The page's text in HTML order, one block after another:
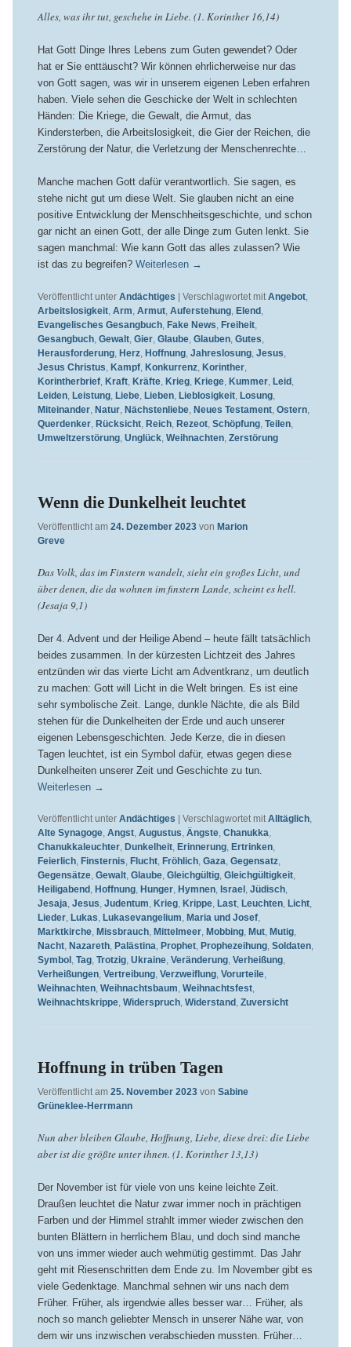
Alles, was ihr tut, geschehe in Liebe. (1. Korinther 16,14)
Hat Gott Dinge Ihres Lebens zum Guten gewendet? Oder
hat er Sie enttäuscht? Wir können ehrlicherweise nur das
von Gott sagen, was wir in unserem eigenen Leben erfahren
haben. Viele sehen die Geschicke der Welt in schlechten
Händen: Die Kriege, die Gewalt, die Armut, das
Kindersterben, die Arbeitslosigkeit, die Gier der Reichen, die
Zerstörung der Natur, die Verletzung der Menschenrechte…
Manche machen Gott dafür verantwortlich. Sie sagen, es
stehe nicht gut um diese Welt. Sie glauben nicht an eine
positive Entwicklung der Menschheitsgeschichte, und schon
gar nicht an einen Gott, der alle Dinge zum Guten lenkt. Sie
sagen manchmal: Wie kann Gott das alles zulassen? Wie
ist das zu begreifen? Weiterlesen →
Veröffentlicht unter Andächtiges | Verschlagwortet mit Angebot,
Arbeitslosigkeit, Arm Armut, Auferstehung, Elend,
Evangelisches Gesangbuch, Fake News Freiheit,
Gesangbuch, Gewalt, Gier, Glaube, Glauben, Gutes
Herausforderung, Herz, Hoffnung, Jahreslosung, Jesus
Jesus Christus Kampf, Konkurrenz, Korinther,
Korintherbrief, Kraft, Kräfte, Krieg, Kriege, Kummer, Leid,
Leiden, Leistung, Liebe, Lieben, Lieblosigkeit, Losung,
Miteinander, Natur, Nächstenliebe, Neues Testament, Ostern,
Querdenker, Rücksicht, Reich, Rezeot, Schöpfung, Teilen,
Umweltzerstörung, Unglück, Weihnachten, Zerstörung
Wenn die Dunkelheit leuchtet
Veröffentlicht am 24. Dezember 2023 von Marion
Greve
Das Volk, das im Finstern wandelt, sieht ein großes Licht, und
über denen, die da wohnen im finstern Lande, scheint es hell.
(Jesaja 9,1)
Der 4. Advent und der Heilige Abend – heute fällt tatsächlich
beides zusammen. In der kürzesten Lichtzeit des Jahres
entzünden wir das vierte Licht am Adventkranz, um deutlich
zu machen: Gott will Licht in die Welt bringen. Es ist eine
sehr symbolische Zeit. Lange, dunkle Nächte, die als Bild
stehen für die Dunkelheiten der Erde und auch unserer
eigenen Lebensgeschichten. Jede Kerze, die in diesen
Tagen leuchtet, ist ein Symbol dafür, etwas gegen diese
Dunkelheiten unserer Zeit und Geschichte zu tun.
Weiterlesen →
Veröffentlicht unter Andächtiges Verschlagwortet mit Alltäglich,
Alte Synagoge, Angst, Augustus, Ängste, Chanukka,
Chanukkaleuchter, Dunkelheit, Erinnerung, Ertrinken,
Feierlich, Finsternis, Flucht, Fröhlich, Gaza, Gegensatz,
Gegensätze, Gewalt, Glaube, Gleichgültig, Gleichgültigkeit,
Heiligabend , Hoffnung, Hunger, Hymnen, Israel , Jüdisch,
Jesaja, Jesus, Judentum, Krieg, Krippe, Last, Leuchten, Licht,
Lieder, Lukas, Lukasevangelium, Maria und Josef,
Marktkirche, Missbrauch, Mittelmeer, Mobbing, Mut, Mutig,
Nacht, Nazareth, Palästina, Prophet, Prophezeihung, Soldaten,
Symbol , Tag, Trotzig, Ukraine, Veränderung, Verheißung,
Verheißungen, Vertreibung, Verzweiflung, Vorurteile,
Weihnachten, Weihnachtsbaum, Weihnachtsfest,
Weihnachtskrippe, Widerspruch, Widerstand , Zuversicht
Hoffnung in trüben Tagen
Veröffentlicht am 25. November 2023 von Sabine
Grüneklee-Herrmann
Nun aber bleiben Glaube, Hoffnung, Liebe, diese drei: die Liebe
aber ist die größte unter ihnen. (1. Korinther 13,13)
Der November ist für viele von uns keine leichte Zeit.
Draußen leuchtet die Natur zwar immer noch in prächtigen
Farben und der Himmel strahlt immer wieder zwischen den
bunten Blättern in herrlichem Blau, und doch sind manche
von uns immer wieder auch wehmütig gestimmt. Das Jahr
geht mit Riesenschritten dem Ende zu. Im November gibt es
viele Gedenktage. Manchmal sehnen wir uns nach dem
Früher. Früher, als irgendwie alles besser war… Früher, als
noch so manch geliebter Mensch in unserer Nähe war, von
dem wir uns inzwischen verabschieden mussten. Früher…